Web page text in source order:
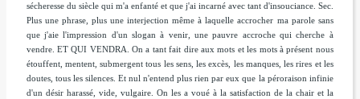
sécheresse du siècle qui m'a enfanté et que j'ai incarné avec tant d'insouciance. Sec.
Plus une phrase, plus une interjection même à laquelle accrocher ma parole sans
que j'aie l'impression d'un slogan à venir, une pauvre accroche qui cherche à
vendre. ET QUI VENDRA. On a tant fait dire aux mots et les mots à présent nous
étouffent, mentent, submergent tous les sens, les excès, les manques, les rires et les
doutes, tous les silences. Et nul n'entend plus rien par eux que la péroraison infinie
d'un désir harassé, vide, vulgaire. On les a voué à la satisfaction de la chair et la